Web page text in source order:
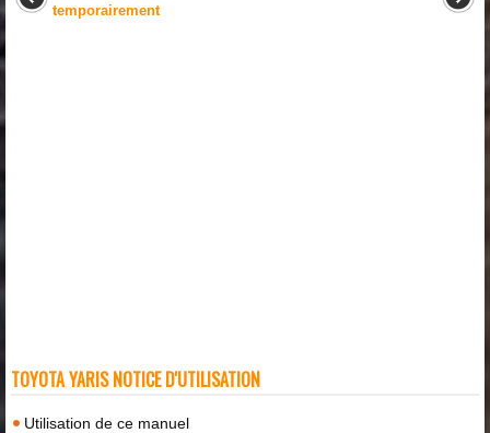
temporairement
TOYOTA YARIS NOTICE D'UTILISATION
Utilisation de ce manuel